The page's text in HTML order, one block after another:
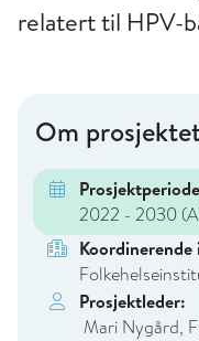
relatert til HPV-
Om
2022 - 2030
Prosjektleder:
Mari Nygård,